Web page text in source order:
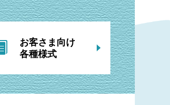
お客さま向け
各種様式